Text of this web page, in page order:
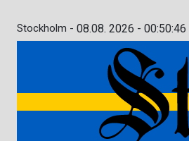
Stockholm - 08.08. 2026 - 00:50:47